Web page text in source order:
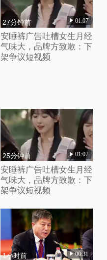
27分钟前 01:07
安睡裤广告吐槽女生月经
气味大，品牌方致歉：下
架争议短视频
25分钟前 01:07
安睡裤广告吐槽女生月经
气味大，品牌方致歉：下
架争议短视频
1小时前 00:31